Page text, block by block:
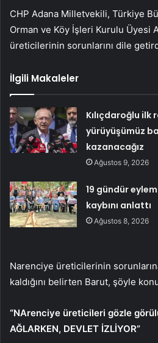
CHP Adana Milletvekili, Türkiye
Orman ve Köy İşleri Kurulu Üyesi
üreticilerinin sorunlarını dile
İlgili Makaleler
Kılıçdaroğlu
yürüyüşümüz
kazanacağız
Ağustos 9, 2026
19 gündür
kaybını anlattı
Ağustos 8, 2026
Narenciye üreticilerinin
kaldığını belirten Barut, şöyle
“NArenciye üreticileri gözle
AĞLARKEN, DEVLET İZLİYOR”